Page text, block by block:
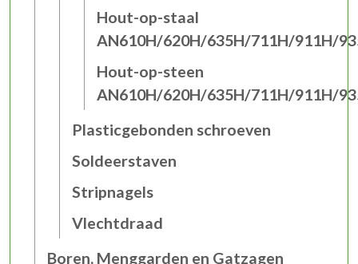
Hout-op-staal
AN610H/620H/635H/711H/911H/
Hout-op-steen
AN610H/620H/635H/711H/911H/
Plasticgebonden schroeven
Soldeerstaven
Stripnagels
Vlechtdraad
Boren, Menggarden en Gatzagen